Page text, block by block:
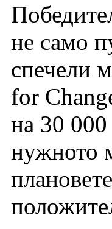
не само
спечели
for
на 30
нужното